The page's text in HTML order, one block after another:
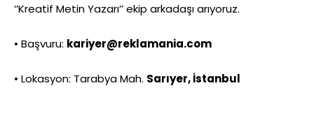
‘’Kreatif Metin Yazarı’’ ekip arkadaşı arıyoruz.
• Başvuru: kariyer@reklamania.com
• Lokasyon: Tarabya Mah. Sarıyer, İstanbul